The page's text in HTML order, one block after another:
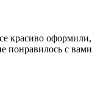
красиво оформили,
понравилось с вами